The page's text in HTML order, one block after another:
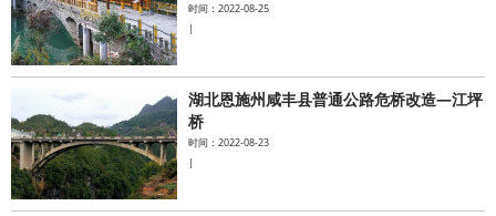
时间：2022-08-25
|
湖北恩施州咸丰县普通公路危桥改造—江坪
桥
时间：2022-08-23
|